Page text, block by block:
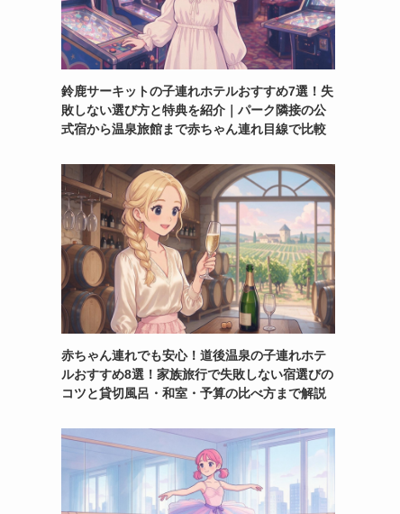
鈴鹿サーキットの子連れホテルおすすめ7選！失
敗しない選び方と特典を紹介｜パーク隣接の公
式宿から温泉旅館まで赤ちゃん連れ目線で比較
赤ちゃん連れでも安心！道後温泉の子連れホテ
ルおすすめ8選！家族旅行で失敗しない宿選びの
コツと貸切風呂・和室・予算の比べ方まで解説